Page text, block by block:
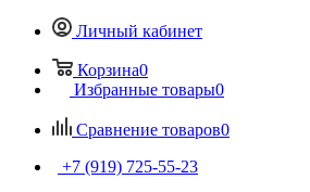
Личный кабинет
Корзина0
Избранные товары0
Сравнение товаров0
+7 (919) 725-55-23